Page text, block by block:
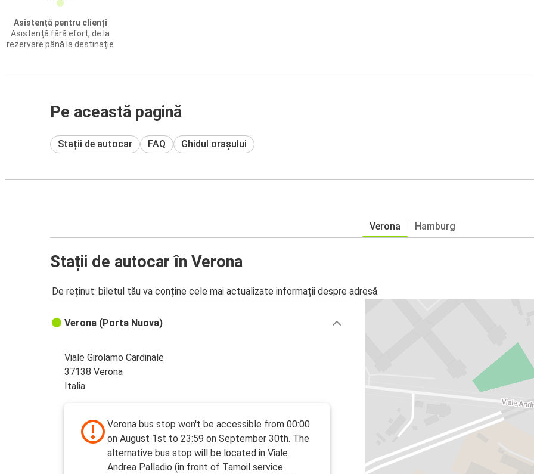
Asistență pentru clienți
Asistență fără efort, de la
rezervare până la destinație
Pe această pagină
Stații de autocar FAQ Ghidul orașului
Verona Hamburg
Stații de autocar în Verona
De reținut: biletul tău va conține cele mai actualizate informații despre adresă.
Verona (Porta Nuova)
Viale Girolamo Cardinale
37138 Verona
Italia
Verona bus stop won't be accessible from 00:00
on August 1st to 23:59 on September 30th. The
alternative bus stop will be located in Viale
Andrea Palladio (in front of Tamoil service